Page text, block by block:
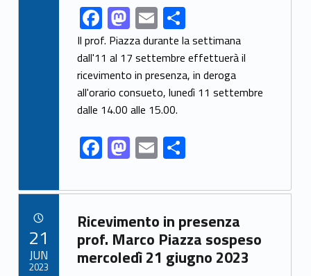
Link identifier share facebook archive #share-link-archive-65048F
ac
e
b
o
o
k
M
as
to
d
o
n
E
m
ai
l
S
h
ar
e
Il prof. Piazza durante la settimana
dall'11 al 17 settembre effettuerà il
ricevimento in presenza, in deroga
all'orario consueto, lunedì 11 settembre
dalle 14.00 alle 15.00.
F
ac
e
b
o
o
M
as
to
d
o
n
E
m
ai
l
S
h
ar
e
Link identifier archive #link-archive-35928
Ricevimento in presenza
prof. Marco Piazza sospeso
mercoledì 21 giugno 2023
21
JUN
2023